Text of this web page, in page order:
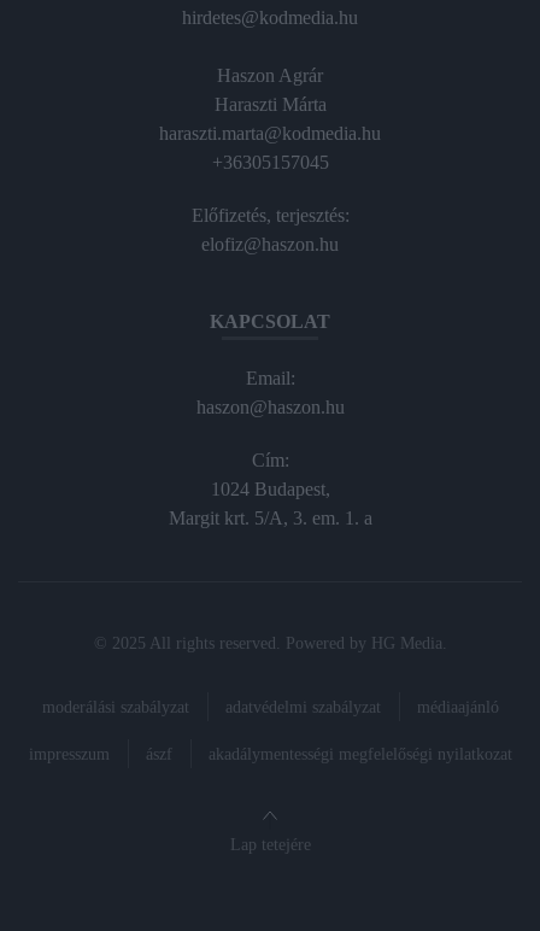
hirdetes@kodmedia.hu
Haszon Agrár
Haraszti Márta
haraszti.marta@kodmedia.hu
+36305157045
Előfizetés, terjesztés:
elofiz@haszon.hu
KAPCSOLAT
Email:
haszon@haszon.hu
Cím:
1024 Budapest,
Margit krt. 5/A, 3. em. 1. a
© 2025 All rights reserved. Powered by HG Media
moderálási szabályzat adatvédelmi szabályzat médiaajánló
impresszum ászf akadálymentességi megfelelőségi nyilatkozat
Lap tetejére